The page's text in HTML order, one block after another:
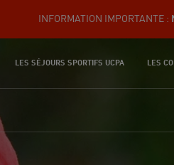
INFORMATION IMPORTANTE :
LES SÉJOURS SPORTIFS UCPA LES